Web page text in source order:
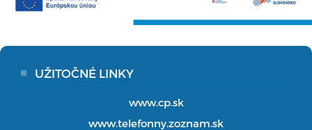
UŽITOČNÉ LINKY
www.cp.sk
www.telefonny.zoznam.sk